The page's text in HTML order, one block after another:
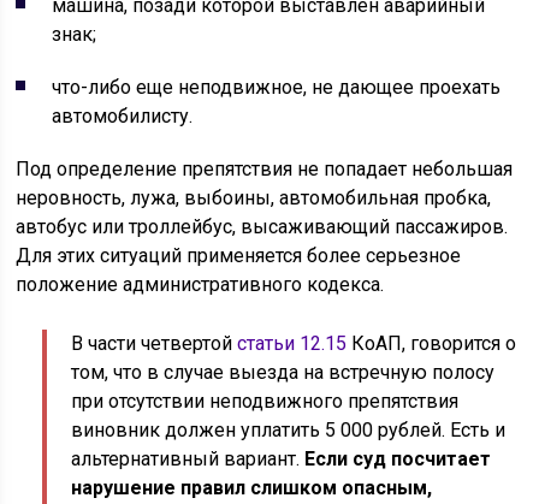
машина, позади которой выставлен аварийный
знак;
что-либо еще неподвижное, не дающее проехать
автомобилисту.
Под определение препятствия не попадает небольшая
неровность, лужа, выбоины, автомобильная пробка,
автобус или троллейбус, высаживающий пассажиров.
Для этих ситуаций применяется более серьезное
положение административного кодекса.
В части четвертойстатьи 12.15 КоАП, говорится о
том, что в случае выезда на встречную полосу
при отсутствии неподвижного препятствия
виновник должен уплатить 5 000 рублей. Есть и
альтернативный вариант. Если суд посчитает
нарушение правил слишком опасным,